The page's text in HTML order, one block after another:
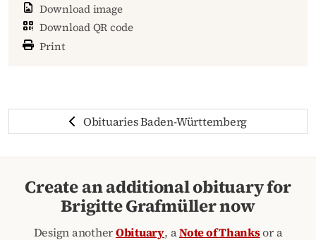
Download image
Download QR code
Print
Obituaries Baden-Württemberg
Create an additional obituary for
Brigitte Grafmüller now
Design anotherObituary, aNote of Thanksor a